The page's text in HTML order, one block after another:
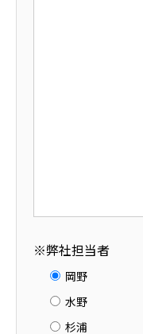
※弊社担当者
岡野
水野
杉浦